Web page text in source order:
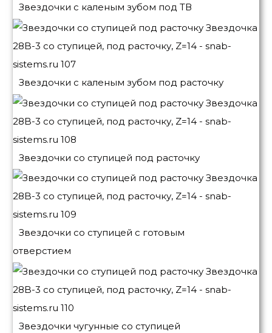
Звездочки с каленым зубом под ТВ
Звездочки с каленым зубом под расточку
Звездочки со ступицей под расточку
Звездочки со ступицей с готовым
отверстием
Звездочки чугунные со ступицей